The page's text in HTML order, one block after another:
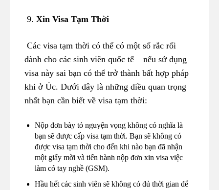
9. Xin Visa Tạm Thời
Các visa tạm thời có thể có một số rắc rối
dành cho các sinh viên quốc tế – nếu sử dụng
visa này sai bạn có thể trở thành bất hợp pháp
khi ở Úc. Dưới đây là những điều quan trọng
nhất bạn cần biết về visa tạm thời:
Nộp đơn bày tỏ nguyện vọng không có nghĩa là
bạn sẽ được cấp visa tạm thời. Bạn sẽ không có
được visa tạm thời cho đến khi nào bạn đã nhận
một giấy mời và tiến hành nộp đơn xin visa việc
làm có tay nghề (GSM).
Hầu hết các sinh viên sẽ không có đủ thời gian để